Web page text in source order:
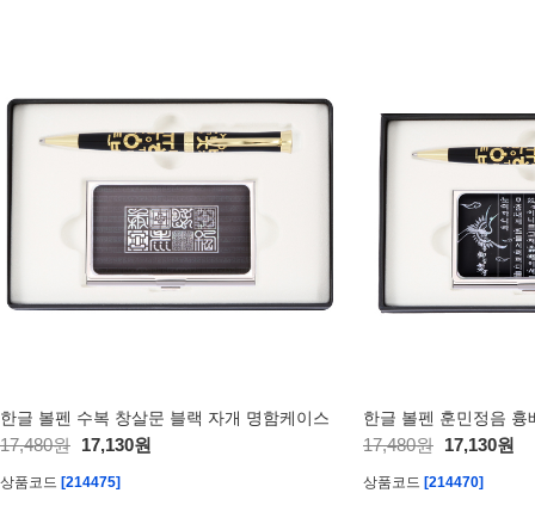
한글 볼펜 수복 창살문 블랙 자개 명함케이스
17,480원 17,130원
상품코드 [214475]
한글 볼펜 훈민정음 흉
17,480원 17,130원
상품코드 [214470]